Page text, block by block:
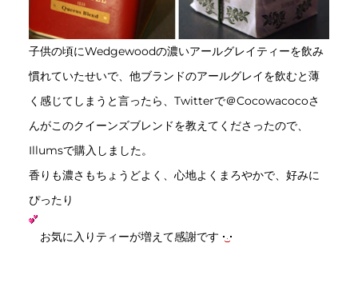
子供の頃にWedgewoodの濃いアールグレイティーを飲み
慣れていたせいで、他ブランドのアールグレイを飲むと薄
く感じてしまうと言ったら、Twitterで＠Cocowacocoさ
んがこのクイーンズブレンドを教えてくださったので、
Illumsで購入しました。
香りも濃さもちょうどよく、心地よくまろやかで、好みに
ぴったり
お気に入りティーが増えて感謝です